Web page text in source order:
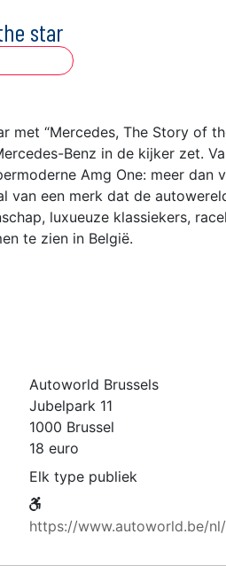
star
met “Mercedes, The Story of
Benz in de kijker zet.
Amg One: meer dan
van een merk dat de
luxueuze klassiekers,
te zien in België.
Autoworld Brussels
Jubelpark 11
1000 Brussel
18 euro
Elk type publiek
https://www.autoworld.be/